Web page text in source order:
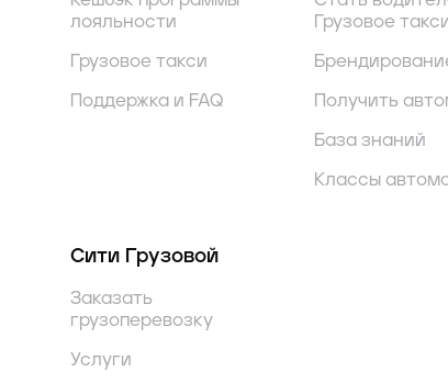
лояльности
Грузовое такси
Поддержка и FAQ
Грузовое
Получить
База знаний
Классы
Сити Грузовой
Заказать
грузоперевозку
Услуги